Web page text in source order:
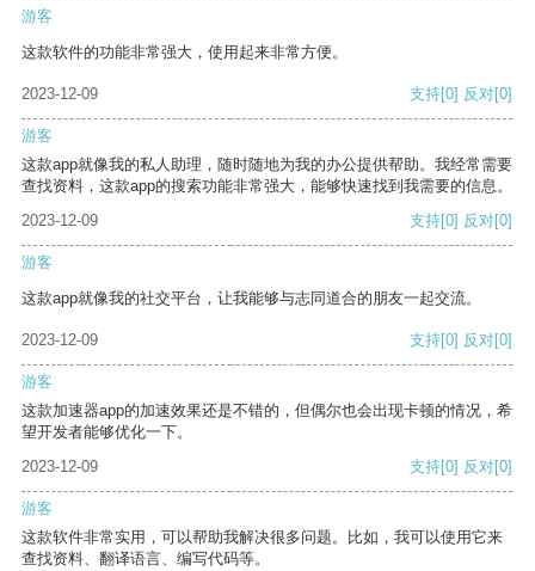
游客
这款软件的功能非常强大，使用起来非常方便。
2023-12-09 支持[0] 反对[0]
游客
这款app就像我的私人助理，随时随地为我的办公提供帮助。我经常需要
查找资料，这款app的搜索功能非常强大，能够快速找到我需要的信息。
2023-12-09
支持[0] 反对[0]
游客
这款app就像我的社交平台，让我能够与志同道合的朋友一起交流。
2023-12-09 支持[0] 反对[0]
游客
这款加速器app的加速效果还是不错的，但偶尔也会出现卡顿的情况，希
望开发者能够优化一下。
2023-12-09
支持[0] 反对[0]
游客
这款软件非常实用，可以帮助我解决很多问题。比如，我可以使用它来
查找资料、翻译语言、编写代码等。